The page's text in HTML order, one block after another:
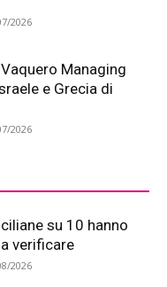
2026
Managing
e Grecia di
2026
su 10 hanno
verificare
2026